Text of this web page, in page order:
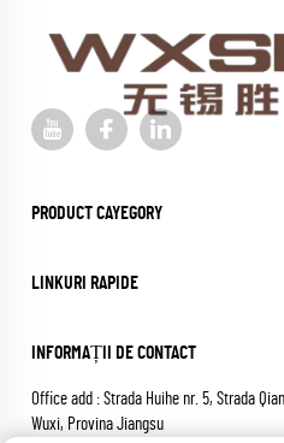
PRODUCT CAYEGORY
LINKURI RAPIDE
INFORMAȚII DE CONTACT
Office add : Strada Huihe nr. 5, Strada
Wuxi, Provina Jiangsu